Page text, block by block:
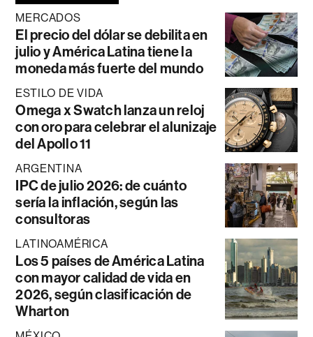
MERCADOS
El precio del dólar se debilita en
julio y América Latina tiene la
moneda más fuerte del mundo
ESTILO DE VIDA
Omega x Swatch lanza un reloj
con oro para celebrar el alunizaje
del Apollo 11
ARGENTINA
IPC de julio 2026: de cuánto
sería la inflación, según las
consultoras
LATINOAMÉRICA
Los 5 países de América Latina
con mayor calidad de vida en
2026, según clasificación de
Wharton